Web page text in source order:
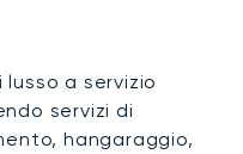
a servizio
servizi di
hangaraggio,